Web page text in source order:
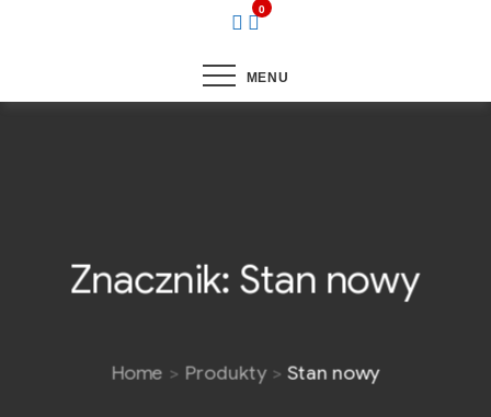
0
MENU
Znacznik: Stan nowy
Home Produkty Stan nowy